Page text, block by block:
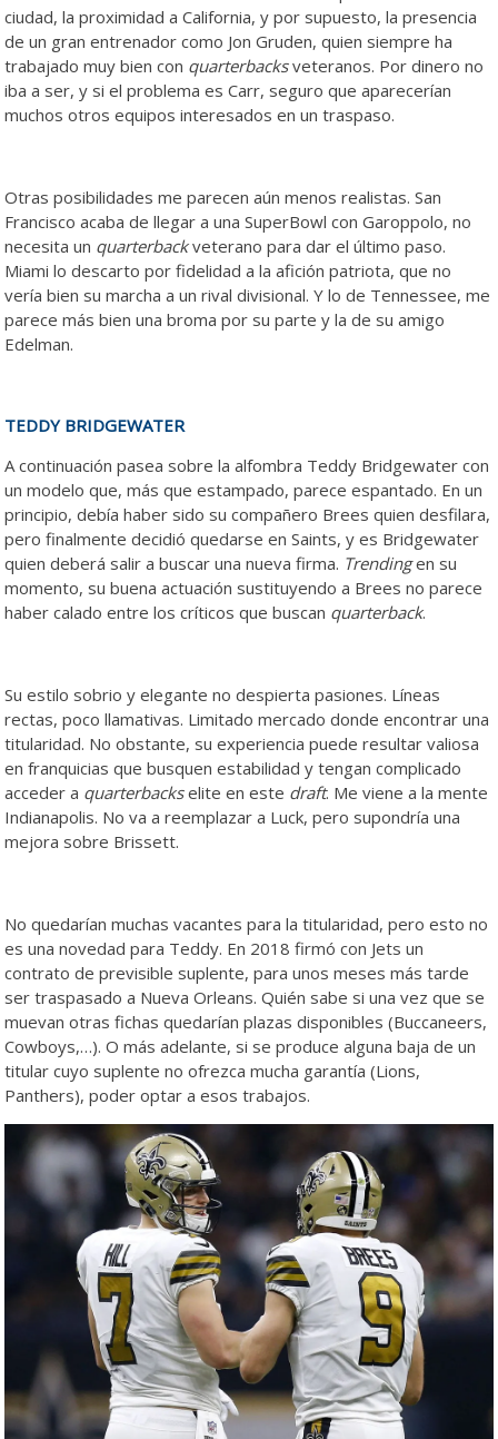
ciudad, la proximidad a California, y por supuesto, la presencia
de un gran entrenador como Jon Gruden, quien siempre ha
trabajado muy bien con quarterbacksveteranos. Por dinero no
iba a ser, y si el problema es Carr, seguro que aparecerían
muchos otros equipos interesados en un traspaso.
Otras posibilidades me parecen aún menos realistas. San
Francisco acaba de llegar a una SuperBowl con Garoppolo, no
necesita un quarterbackveterano para dar el último paso.
Miami lo descarto por fidelidad a la afición patriota, que no
vería bien su marcha a un rival divisional. Y lo de Tennessee, me
parece más bien una broma por su parte y la de su amigo
Edelman.
TEDDY BRIDGEWATER
A continuación pasea sobre la alfombra Teddy Bridgewater con
un modelo que, más que estampado, parece espantado. En un
principio, debía haber sido su compañero Brees quien desfilara,
pero finalmente decidió quedarse en Saints, y es Bridgewater
quien deberá salir a buscar una nueva firma. Trendingen su
momento, su buena actuación sustituyendo a Brees no parece
haber calado entre los críticos que buscan quarterback.
Su estilo sobrio y elegante no despierta pasiones. Líneas
rectas, poco llamativas. Limitado mercado donde encontrar una
titularidad. No obstante, su experiencia puede resultar valiosa
en franquicias que busquen estabilidad y tengan complicado
acceder a quarterbackselite en este draft. Me viene a la mente
Indianapolis. No va a reemplazar a Luck, pero supondría una
mejora sobre Brissett.
No quedarían muchas vacantes para la titularidad, pero esto no
es una novedad para Teddy. En 2018 firmó con Jets un
contrato de previsible suplente, para unos meses más tarde
ser traspasado a Nueva Orleans. Quién sabe si una vez que se
muevan otras fichas quedarían plazas disponibles (Buccaneers,
Cowboys,…). O más adelante, si se produce alguna baja de un
titular cuyo suplente no ofrezca mucha garantía (Lions,
Panthers), poder optar a esos trabajos.